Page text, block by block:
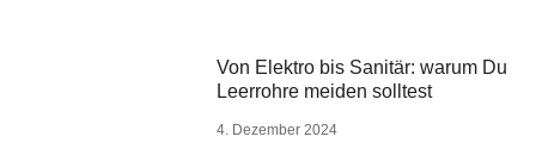
Von Elektro bis Sanitär: warum Du
Leerrohre meiden solltest
4. Dezember 2024